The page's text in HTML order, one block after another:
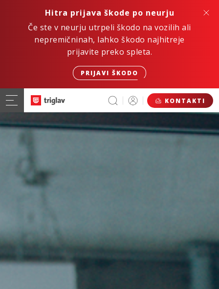
Hitra prijava škode po neurju
Če ste v neurju utrpeli škodo na vozilih ali
nepremičninah, lahko škodo najhitreje
prijavite preko spleta.
PRIJAVI ŠKODO
KONTAKTI